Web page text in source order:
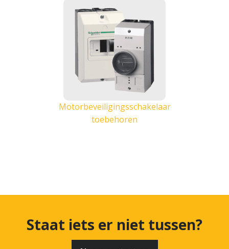
Motorbeveiligingsschakelaar
toebehoren
Staat iets er niet tussen?